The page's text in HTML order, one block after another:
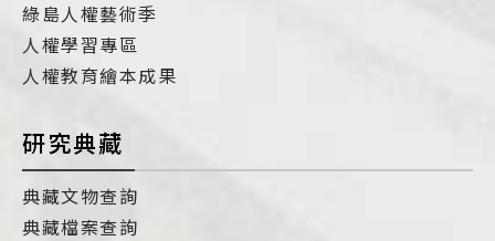
綠島人權藝術季
人權學習專區
人權教育繪本成果
研究典藏
典藏文物查詢
典藏檔案查詢